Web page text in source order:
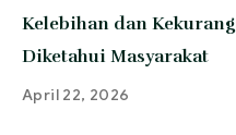
Kelebihan dan
Diketahui Masyarakat
April 22, 2026